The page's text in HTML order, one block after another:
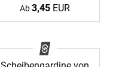
Ab3,45 EUR